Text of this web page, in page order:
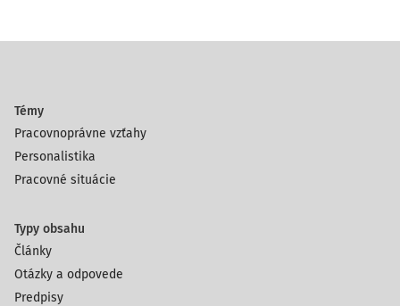
Témy
Pracovnoprávne vzťahy
Personalistika
Pracovné situácie
Typy obsahu
Články
Otázky a odpovede
Predpisy